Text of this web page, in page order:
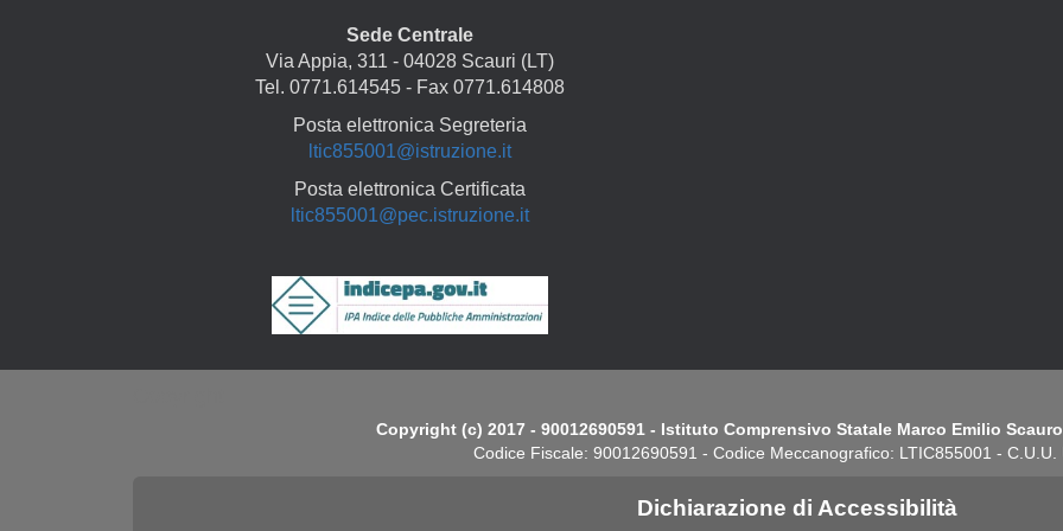
Sede Centrale
Via Appia, 311 - 04028 Scauri (LT)
Tel. 0771.614545 - Fax 0771.614808
Posta elettronica Segreteria
ltic855001@istruzione.it
Posta elettronica Certificata
ltic855001@pec.istruzione.it
Copyright (c) 2017 - 90012690591 - Istituto Comprensivo Statale Marco Emilio
Codice Fiscale: 90012690591 - Codice Meccanografico: LTIC855001 - C.U.U.
Dichiarazione di Accessibilità